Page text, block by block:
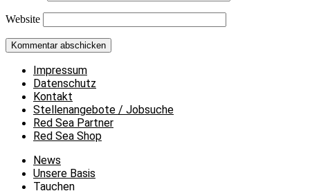
Website
Impressum
Datenschutz
Kontakt
Stellenangebote / Jobsuche
Red Sea Partner
Red Sea Shop
News
Unsere Basis
Tauchen